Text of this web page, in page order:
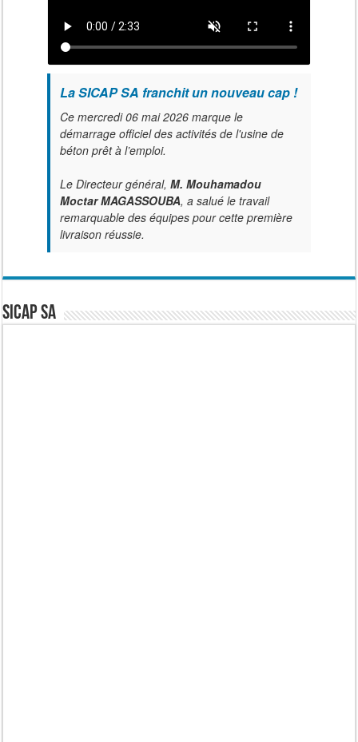
La SICAP SA franchit un nouveau cap !
Ce mercredi 06 mai 2026 marque le
démarrage officiel des activités de l'usine de
béton prêt à l’emploi.
Le Directeur général, M. Mouhamadou
Moctar MAGASSOUBA, a salué le travail
remarquable des équipes pour cette première
livraison réussie.
SICAP SA